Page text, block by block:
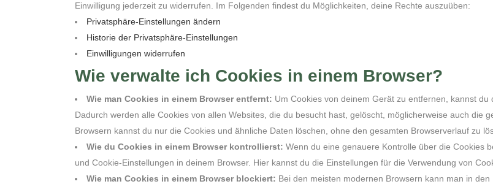
Einwilligung jederzeit zu widerrufen. Im Folgenden findest du Möglichkeiten, deine Rechte auszuüben:
Privatsphäre-Einstellungen ändern
Historie der Privatsphäre-Einstellungen
Einwilligungen widerrufen
Wie verwalte ich Cookies in einem Browser?
Wie man Cookies in einem Browser entfernt: Um Cookies von deinem Gerät zu entfernen, kannst
Dadurch werden alle Cookies von allen Websites, die du besucht hast, gelöscht, möglicherweise auch die
Browsern kannst du nur die Cookies und ähnliche Daten löschen, ohne den gesamten Browserverlauf zu
Wie du Cookies in einem Browser kontrollierst: Wenn du eine genauere Kontrolle über die Cookies
und Cookie-Einstellungen in deinem Browser. Hier kannst du die Einstellungen für die Verwendung von
Wie man Cookies in einem Browser blockiert: Bei den meisten modernen Browsern kann man in